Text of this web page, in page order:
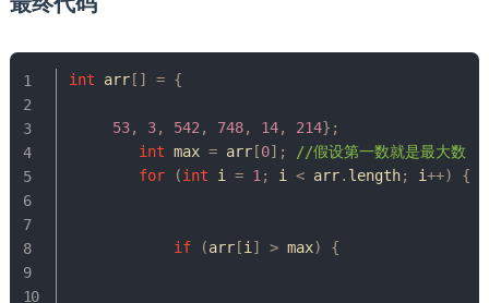
int arr[ ] = {
53, 3, 542 , 748, 14, 214} ;
int max = arr[0] ;
//假设第一数就是最大数
for
(int i = 1 ; i < arr. length; i++) {
if (arr[i ] > max) {